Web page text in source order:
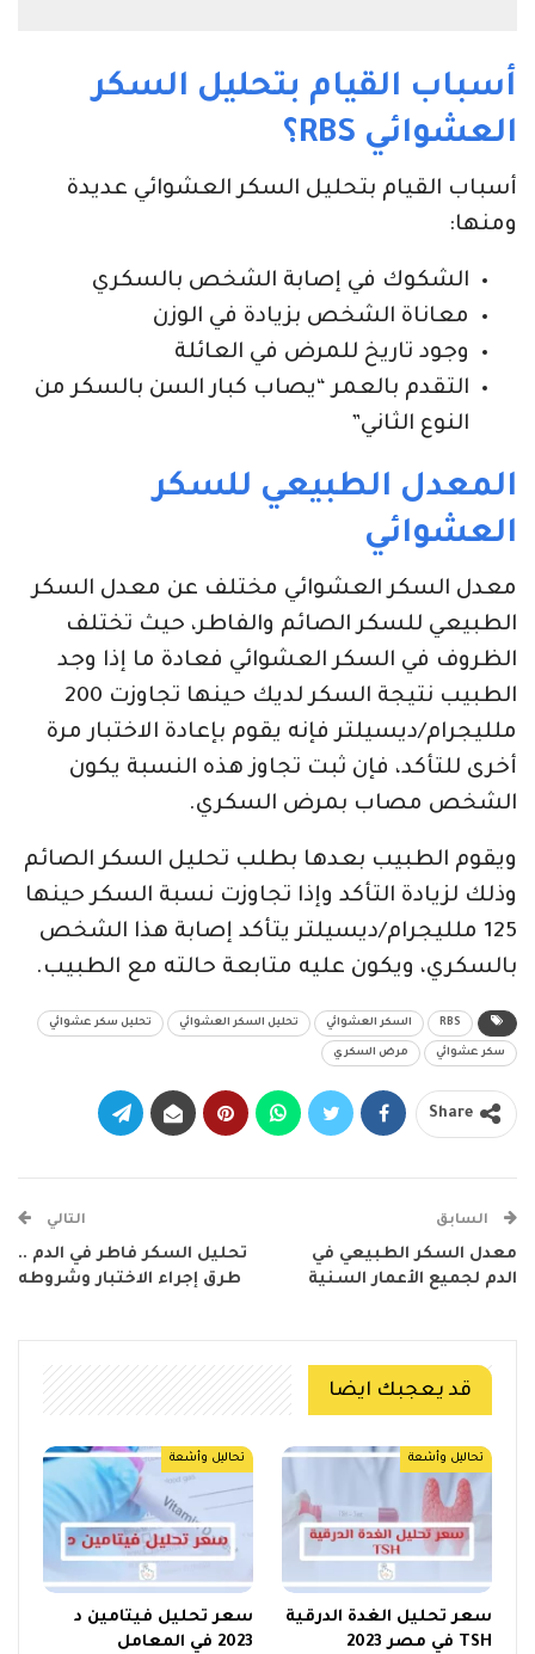
أسباب القيام بتحليل السكر
العشوائي RBS؟
أسباب القيام بتحليل السكر العشوائي عديدة
ومنها:
الشكوك في إصابة الشخص بالسكري
معاناة الشخص بزيادة في الوزن
وجود تاريخ للمرض في العائلة
التقدم بالعمر “يصاب كبار السن بالسكر من
النوع الثاني”
المعدل الطبيعي للسكر
العشوائي
معدل السكر العشوائي مختلف عن معدل السكر
الطبيعي للسكر الصائم والفاطر، حيث تختلف
الظروف في السكر العشوائي فعادة ما إذا وجد
الطبيب نتيجة السكر لديك حينها تجاوزت 200
ملليجرام/ديسيلتر فإنه يقوم بإعادة الاختبار مرة
أخرى للتأكد، فإن ثبت تجاوز هذه النسبة يكون
الشخص مصاب بمرض السكري.
ويقوم الطبيب بعدها بطلب تحليل السكر الصائم
وذلك لزيادة التأكد وإذا تجاوزت نسبة السكر حينها
125 ملليجرام/ديسيلتر يتأكد إصابة هذا الشخص
بالسكري، ويكون عليه متابعة حالته مع الطبيب.
RBS السكر العشوائي تحليل السكر العشوائي تحليل سكر عشوائي
سكر عشوائي مرض السكري
Share
السابق
معدل السكر الطبيعي في
الدم لجميع الأعمار السنية
التالي
تحليل السكر فاطر في الدم ..
طرق إجراء الاختبار وشروطه
قد يعجبك ايضا
تحاليل وأشعة
سعر تحليل الغدة الدرقية
TSH في مصر 2023
تحاليل وأشعة
سعر تحليل فيتامين د
2023 في المعامل